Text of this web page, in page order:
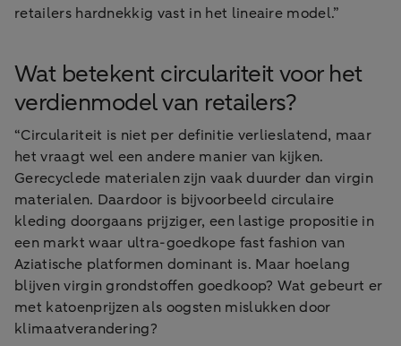
retailers hardnekkig vast in het lineaire model.”
Wat betekent circulariteit voor het
verdienmodel van retailers?
“Circulariteit is niet per definitie verlieslatend, maar
het vraagt wel een andere manier van kijken.
Gerecyclede materialen zijn vaak duurder dan virgin
materialen. Daardoor is bijvoorbeeld circulaire
kleding doorgaans prijziger, een lastige propositie in
een markt waar ultra-goedkope fast fashion van
Aziatische platformen dominant is. Maar hoelang
blijven virgin grondstoffen goedkoop? Wat gebeurt er
met katoenprijzen als oogsten mislukken door
klimaatverandering?